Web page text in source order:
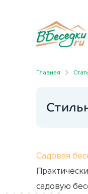
Главная
Садовая
садовую